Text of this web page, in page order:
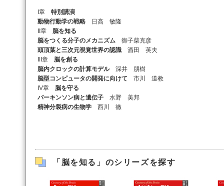
I章 特別講演
動物行動学の戦略 日高 敏隆
II章 脳を知る
脳をつくる分子のメカニズム 御子柴克彦
頭頂葉と三次元視覚世界の認識 酒田 英夫
III章 脳を創る
脳内クロックの計算モデル深井 朋樹
脳型コンピュータの開発に向けて 市川 道教
IV章 脳を守る
パーキンソン病と遺伝子 水野 美邦
精神分裂病の生物学 西川 徹
「脳を知る」のシリーズを探す